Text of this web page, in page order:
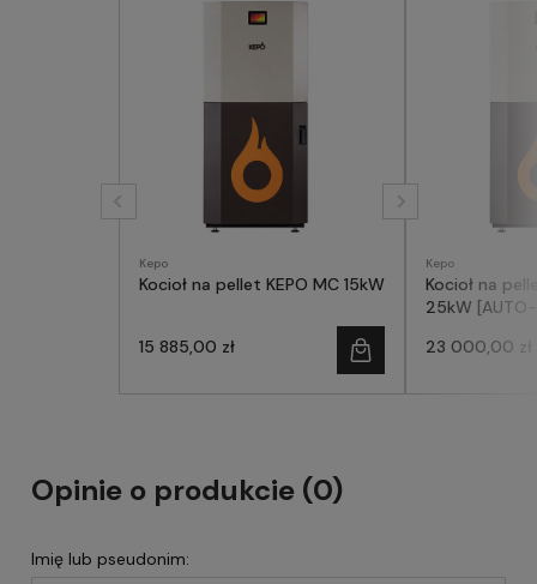
Kepo
Kocioł na pellet KEPO MC 15kW
15 885,00 zł
Kepo
Kocioł na
25kW
23 000,00 zł
Opinie o produkcie (0)
Imię lub pseudonim: